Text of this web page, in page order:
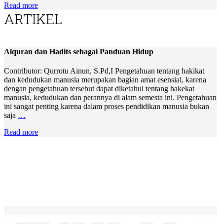
Read more
ARTIKEL
Alquran dan Hadits sebagai Panduan Hidup
Contributor: Qurrotu Ainun, S.Pd,I Pengetahuan tentang hakikat
dan kedudukan manusia merupakan bagian amat esensial, karena
dengan pengetahuan tersebut dapat diketahui tentang hakekat
manusia, kedudukan dan perannya di alam semesta ini. Pengetahuan
ini sangat penting karena dalam proses pendidikan manusia bukan
saja …
Read more